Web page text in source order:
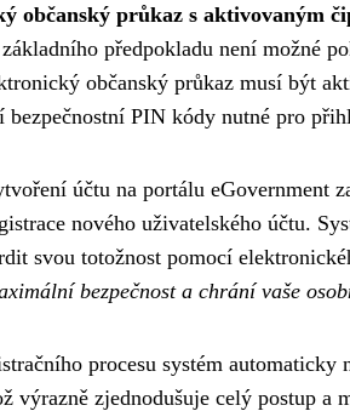
občanský průkaz s aktivovaným
předpokladu není možné
občanský průkaz musí být
bezpečnostní PIN kódy nutné pro
účtu na portálu eGovernment
nového uživatelského účtu.
svou totožnost pomocí
bezpečnost a chrání vaše
procesu systém
výrazně zjednodušuje celý postup